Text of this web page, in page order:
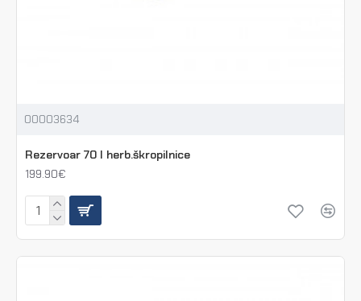
00003634
Rezervoar 70 l herb.škropilnice
199.90€